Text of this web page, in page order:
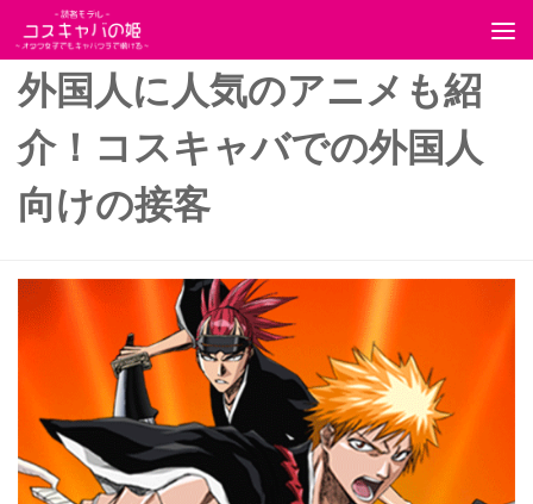
コンテンツへスキップ
外国人に人気のアニメも紹
介！コスキャバでの外国人
向けの接客